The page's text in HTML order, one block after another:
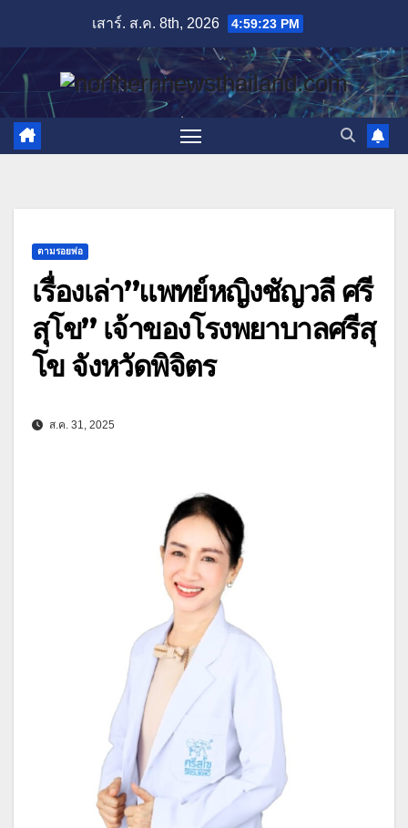
content
เสาร์. ส.ค. 8th, 2026 4:59:24 PM
ตามรอยพ่อ
เรื่องเล่า”แพทย์หญิงชัญวลี ศรี
สุโข” เจ้าของโรงพยาบาลศรีสุ
โข จังหวัดพิจิตร
ส.ค. 31, 2025